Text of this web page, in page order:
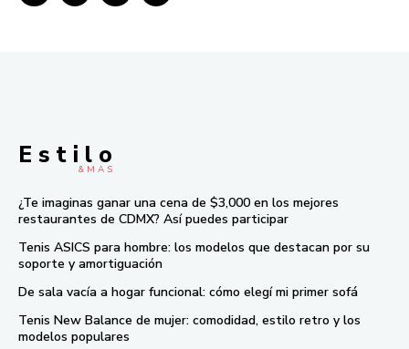
E s t i l o
& M À S
¿Te imaginas ganar una cena de $3,000 en los mejores
restaurantes de CDMX? Así puedes participar
Tenis ASICS para hombre: los modelos que destacan por su
soporte y amortiguación
De sala vacía a hogar funcional: cómo elegí mi primer sofá
Tenis New Balance de mujer: comodidad, estilo retro y los
modelos populares